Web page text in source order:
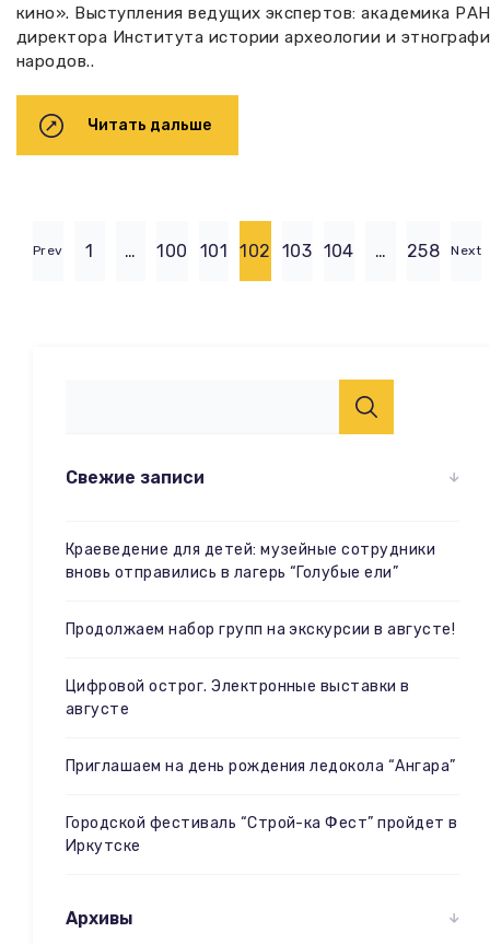
кино». Выступления ведущих экспертов: академика
директора Института истории археологии и
народов..
Читать дальше
Prev 1 … 100 101 102 103 104 … 258 Next
Свежие записи
Краеведение для детей: музейные сотрудники
вновь отправились в лагерь “Голубые ели”
Продолжаем набор групп на экскурсии в августе!
Цифровой острог. Электронные выставки в
августе
Приглашаем на день рождения ледокола “Ангара”
Городской фестиваль “Строй-ка Фест” пройдет в
Иркутске
Архивы